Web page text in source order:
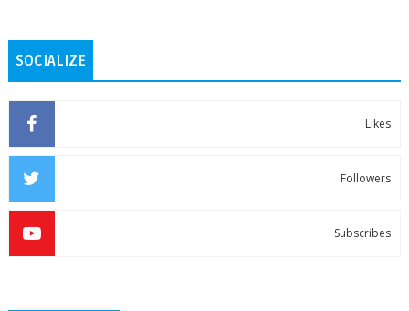
SOCIALIZE
Likes
Followers
Subscribes